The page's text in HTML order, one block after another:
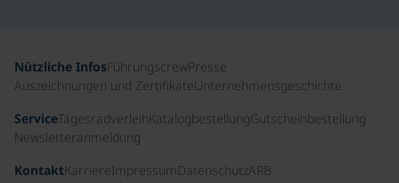
Nützliche InfosFührungscrewPresse
Auszeichnungen und ZertifikateUnternehmensgeschichte
ServiceTagesradverleihKatalogbestellungGutscheinbestellung
Newsletteranmeldung
KontaktKarriereImpressum DatenschutzARB